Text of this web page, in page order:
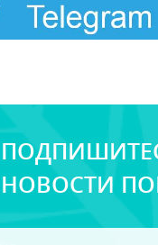
НОВОСТИ